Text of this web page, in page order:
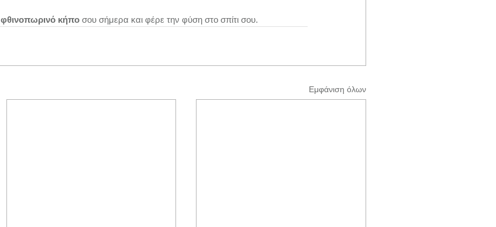
φθινοπωρινό κήπο σου σήμερα και φέρε την φύση στο σπίτι σου.
Εμφάνιση όλων